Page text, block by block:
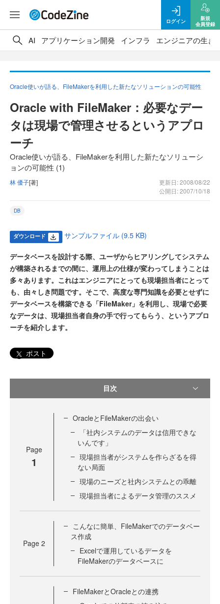
ログイン
新規
会員登録
AI アプリケーション開発 インフラ エンジニアの生き
Oracle使いが語る、FileMakerを利用した新たなソリューションの可能性
Oracle with FileMaker：必要なデー
タは現場で管理させるというアプロ
ーチ
Oracle使いが語る、FileMakerを利用した新たなソリューシ
ョンの可能性 (1)
林 優子[著]
更新日: 2008/08/22
公開日: 2007/10/18
DB
ダウンロード サンプルファイル (9.5 KB)
データベースを設計する際、ユーザからヒアリングしてシステム
が構築されるまでの間に、運用上の仕様が変わってしまうことは
多々あります。これはエンジニアにとっても現場担当者にとって
も、由々しき問題です。そこで、高度な専門知識を必要とせずに
データベースを構築できる「FileMaker」を利用し、現場で必要
なデータは、現場担当者自身の手で行ってもらう、というアプロ
ーチを紹介します。
ポスト
目次
Page
1
OracleとFileMakerの出会い
「社内システムのデータは信用できな
いんです」
現場担当者がシステムを作らざるを得
ない局面
現場のニーズと社内システムとの乖離
現場担当者によるデータ管理のススメ
Page 2
こんなに簡単、FileMakerでのデータベー
ス作成
Excelで運用しているデータを
FileMakerのデータベースに
FileMakerとOracleとの連携